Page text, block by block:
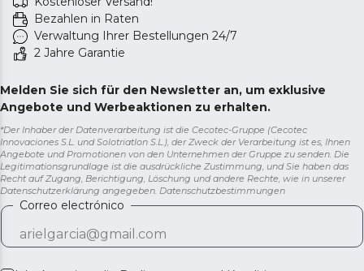
Bezahlen in Raten
Verwaltung Ihrer Bestellungen 24/7
2 Jahre Garantie
Melden Sie sich für den Newsletter an, um exklusive
Angebote und Werbeaktionen zu erhalten.
*Der Inhaber der Datenverarbeitung ist die Cecotec-Gruppe (Cecotec
Innovaciones S.L. und Solotriatlon S.L.), der Zweck der Verarbeitung ist es, Ihnen
Angebote und Promotionen von den Unternehmen der Gruppe zu senden. Die
Legitimationsgrundlage ist die ausdrückliche Zustimmung, und Sie haben das
Recht auf Zugang, Berichtigung, Löschung und andere Rechte, wie in unserer
Datenschutzerklärung angegeben. Datenschutzbestimmungen
Correo electrónico